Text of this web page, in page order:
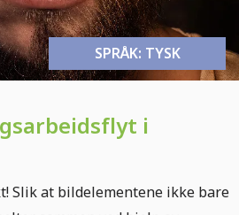
SPRÅK: TYSK
i
Slik at bildelementene ikke bare